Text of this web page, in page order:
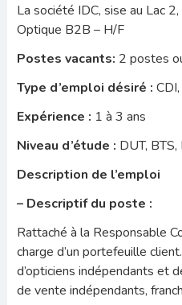
La société IDC, sise au Lac
Optique B2B – H/F
Postes vacants: 2 postes
Type d’emploi désiré :
Expérience : 1 à 3 ans
Niveau d’étude : DUT,
Description de l’emploi
– Descriptif du poste :
Rattaché à la Responsable
charge d’un portefeuille
d’opticiens indépendants et
de vente indépendants,